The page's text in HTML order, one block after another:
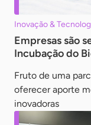
Inovação &
Empresas são
Incubação do
Fruto de uma
oferecer aporte
inovadoras